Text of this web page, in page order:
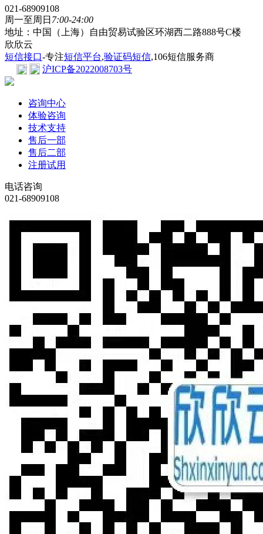
021-68909108
周一至周日 7:00-24:00
地址：中国（上海）自由贸易试验区环湖西二路888号C楼
欣欣云
短信接口-专注短信平台,验证码短信,106短信服务商
沪ICP备2022008703号
咨询中心
体验咨询
技术支持
售后一部
售后二部
注册试用
电话咨询
021-68909108